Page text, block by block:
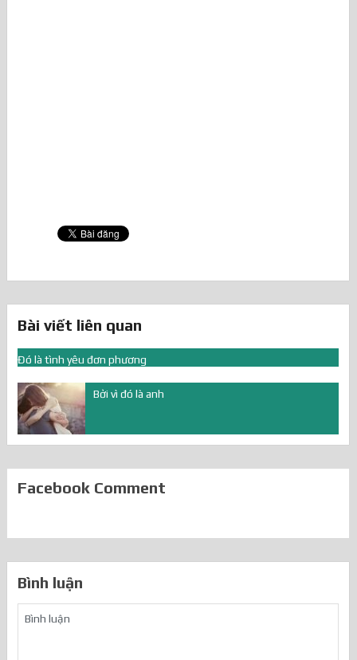
Bài viết liên quan
Đó là tình yêu đơn phương
Bởi vì đó là anh
Facebook Comment
Bình luận